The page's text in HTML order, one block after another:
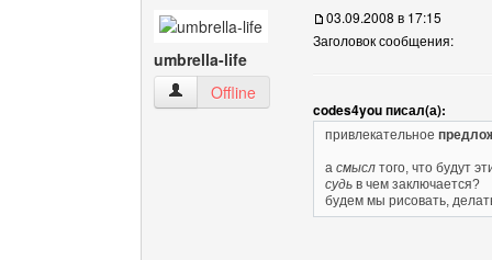
umbrella-life
umbrella-life Посмотреть профиль
Offline
03.09.2008 в 17:15
Заголовок сообщения:
codes4you писал(а):
привлекательное
а смысл того, что будут
судь в чем заключается?
будем мы рисовать,